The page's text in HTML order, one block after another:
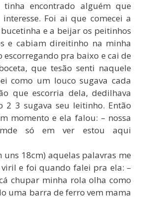
encontrado alguém que
interesse. Foi ai que comecei a
e a beijar os peitinhos
e cabiam direitinho na minha
escorregando pra baixo e cai de
que tesão senti naquele
como um louco sugava cada
que escorria dela, dedilhava
2 3 sugava seu leitinho. Então
momento e ela falou: – nossa
só em ver estou aqui
18cm) aquelas palavras me
e foi quando falei pra ela: –
chupar minha rola olha como
uma barra de ferro vem mama